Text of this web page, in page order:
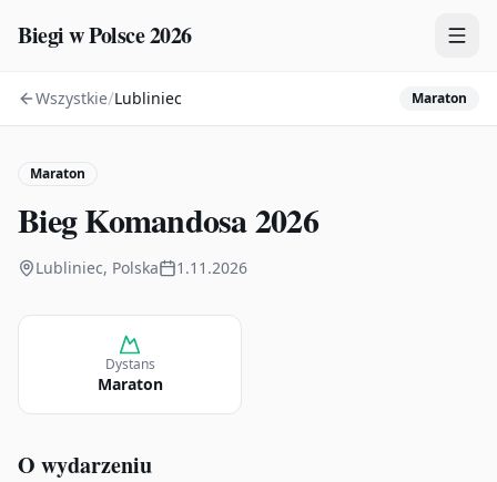
Biegi w Polsce 2026
Zawody
Kalendarz
Wszystkie/Lubliniec Maraton
Maraton
Bieg Komandosa 2026
Lubliniec, Polska 1.11.2026
Dystans
Maraton
O wydarzeniu